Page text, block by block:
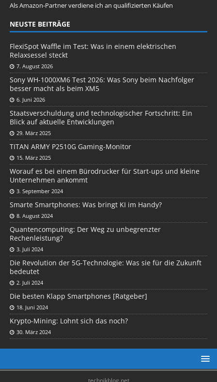
Als Amazon-Partner verdiene ich an qualifizierten Käufen
NEUSTE BEITRÄGE
FlexiSpot Waffle im Test: Was in einem elektrischen
Relaxsessel steckt
7. August 2026
Sony WH-1000XM6 Test 2026: Was Sony beim Nachfolger
besser macht als beim XM5
6. Juni 2026
Staatsverschuldung und technologischer Fortschritt: Ein
Blick auf aktuelle Entwicklungen
29. März 2025
TITAN ARMY P2510G Gaming-Monitor
15. März 2025
Worauf es bei einem Bürodrucker für Start-ups und kleine
Unternehmen ankommt
3. September 2024
Smarte Smartphones: Was bringt KI im Handy?
8. August 2024
Quantencomputing: Der Weg zu unbegrenzter
Rechenleistung?
3. Juli 2024
Die Revolution der 5G-Technologie: Was sie für die Zukunft
bedeutet
2. Juli 2024
Die besten Klapp Smartphones [Ratgeber]
18. Juni 2024
Krypto-Mining: Lohnt sich das noch?
30. März 2024
technikblog.net